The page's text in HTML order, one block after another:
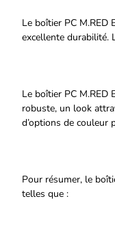
Le boîtier PC M.RED
excellente durabilité.
Le boîtier PC M.RED
robuste, un look
d’options de couleur
Pour résumer, le
telles que :